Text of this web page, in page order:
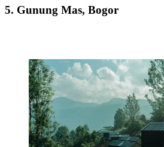
5. Gunung Mas, Bogor